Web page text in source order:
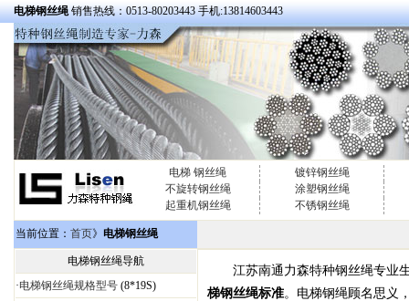
电梯钢丝绳销售热线：0513-80203443 手机:13814603443
电梯 钢丝绳
镀锌钢丝绳
不旋转钢丝绳
涂塑钢丝绳
起重机钢丝绳
不锈钢丝绳
当前位置： 首页》 电梯钢丝绳
电梯钢丝绳导航
·电梯钢丝绳规格型号 (8*19S)
江苏南通力森特种钢丝绳专业
梯钢丝绳标准。电梯钢绳顾名思义